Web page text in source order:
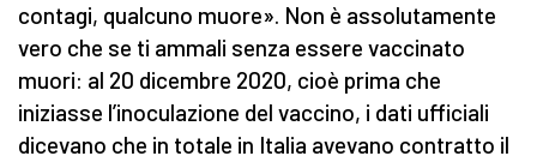
contagi, qualcuno muore». Non è assolutamente
vero che se ti ammali senza essere vaccinato
muori: al 20 dicembre 2020, cioè prima che
iniziasse l’inoculazione del vaccino, i dati ufficiali
dicevano che in totale in Italia avevano contratto il